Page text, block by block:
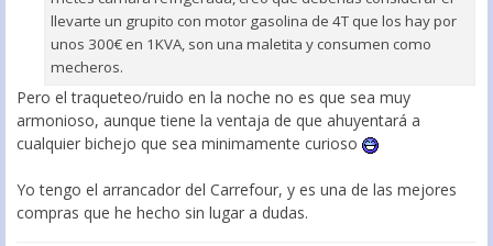
llevarte un grupito con motor gasolina de 4T que los hay por
unos 300€ en 1KVA, son una maletita y consumen como
mecheros.
Pero el traqueteo/ruido en la noche no es que sea muy
armonioso, aunque tiene la ventaja de que ahuyentará a
cualquier bichejo que sea minimamente curioso
Yo tengo el arrancador del Carrefour, y es una de las mejores
compras que he hecho sin lugar a dudas.